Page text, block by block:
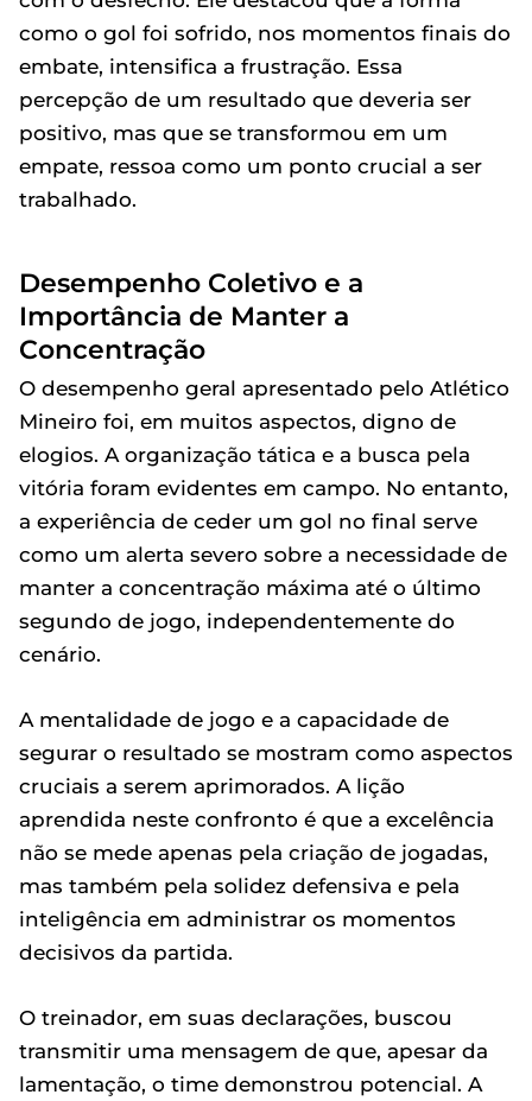
como o gol foi sofrido, nos momentos finais do
embate, intensifica a frustração. Essa
percepção de um resultado que deveria ser
positivo, mas que se transformou em um
empate, ressoa como um ponto crucial a ser
trabalhado.
Desempenho Coletivo e a
Importância de Manter a
Concentração
O desempenho geral apresentado pelo Atlético
Mineiro foi, em muitos aspectos, digno de
elogios. A organização tática e a busca pela
vitória foram evidentes em campo. No entanto,
a experiência de ceder um gol no final serve
como um alerta severo sobre a necessidade de
manter a concentração máxima até o último
segundo de jogo, independentemente do
cenário.
A mentalidade de jogo e a capacidade de
segurar o resultado se mostram como aspectos
cruciais a serem aprimorados. A lição
aprendida neste confronto é que a excelência
não se mede apenas pela criação de jogadas,
mas também pela solidez defensiva e pela
inteligência em administrar os momentos
decisivos da partida.
O treinador, em suas declarações, buscou
transmitir uma mensagem de que, apesar da
lamentação, o time demonstrou potencial. A